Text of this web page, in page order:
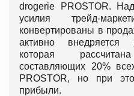
drogerie PROSTOR.
усилия трейд-
конвертированы в
активно внедряется
которая
составляющих 20%
PROSTOR, но при
прибыли.